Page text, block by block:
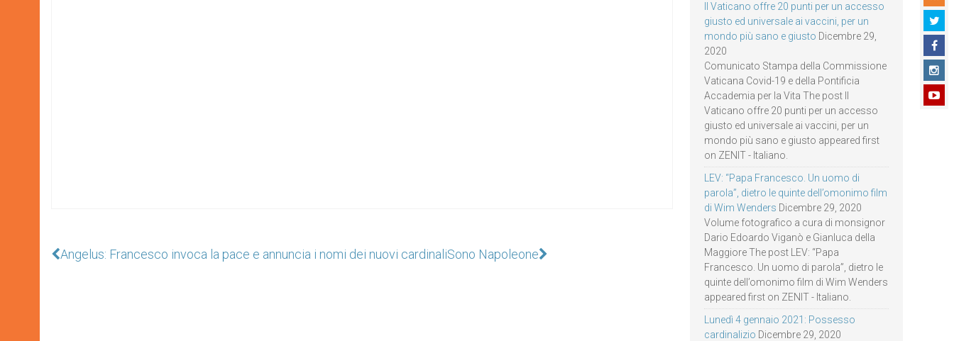
Angelus: Francesco invoca la pace e annuncia i nomi dei nuovi cardinaliSono Napoleone
Il Vaticano offre 20 punti per un accesso
giusto ed universale ai vaccini, per un
mondo più sano e giusto Dicembre 29,
2020
Comunicato Stampa della Commissione
Vaticana Covid-19 e della Pontificia
Accademia per la Vita The post Il
Vaticano offre 20 punti per un accesso
giusto ed universale ai vaccini, per un
mondo più sano e giusto appeared first
on ZENIT - Italiano.
LEV: “Papa Francesco. Un uomo di
parola”, dietro le quinte dell’omonimo film
di Wim Wenders Dicembre 29, 2020
Volume fotografico a cura di monsignor
Dario Edoardo Viganò e Gianluca della
Maggiore The post LEV: “Papa
Francesco. Un uomo di parola”, dietro le
quinte dell’omonimo film di Wim Wenders
appeared first on ZENIT - Italiano.
Lunedì 4 gennaio 2021: Possesso
cardinalizio Dicembre 29, 2020